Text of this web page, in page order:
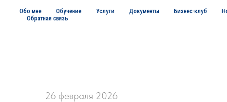
Обо мне Обучение Услуги Документы Бизнес-клуб
Обратная связь
26 февраля 2026